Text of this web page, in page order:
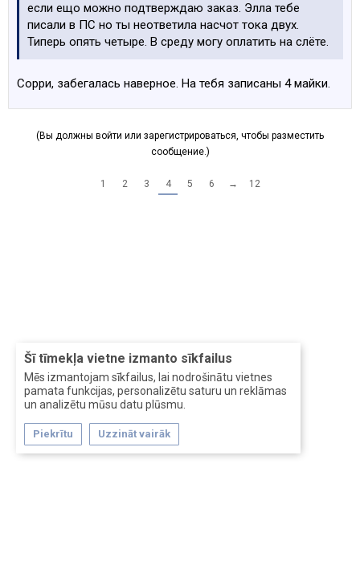
Šī tīmekļa vietne izmanto sīkfailus
Mēs izmantojam sīkfailus, lai nodrošinātu vietnes
pamata funkcijas, personalizētu saturu un reklāmas
un analizētu mūsu datu plūsmu.
Piekrītu Uzzināt vairāk
если ещо можно подтверждаю заказ. Элла тебе
писали в ПС но ты неответила насчот тока двух.
Типерь опять четыре. В среду могу оплатить на слёте.
Сорри, забегалась наверное. На тебя записаны 4 майки.
(Вы должны войти или зарегистрироваться, чтобы разместить
сообщение.)
1 2 3 4 5 6 → 12